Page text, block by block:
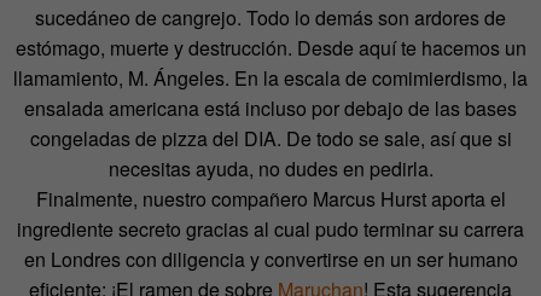
sucedáneo de cangrejo. Todo lo demás son ardores de
estómago, muerte y destrucción. Desde aquí te hacemos un
llamamiento, M. Ángeles. En la escala de comimierdismo, la
ensalada americana está incluso por debajo de las bases
congeladas de pizza del DIA. De todo se sale, así que si
necesitas ayuda, no dudes en pedirla.
Finalmente, nuestro compañero Marcus Hurst aporta el
ingrediente secreto gracias al cual pudo terminar su carrera
en Londres con diligencia y convertirse en un ser humano
eficiente: ¡El ramen de sobre Maruchan! Esta sugerencia